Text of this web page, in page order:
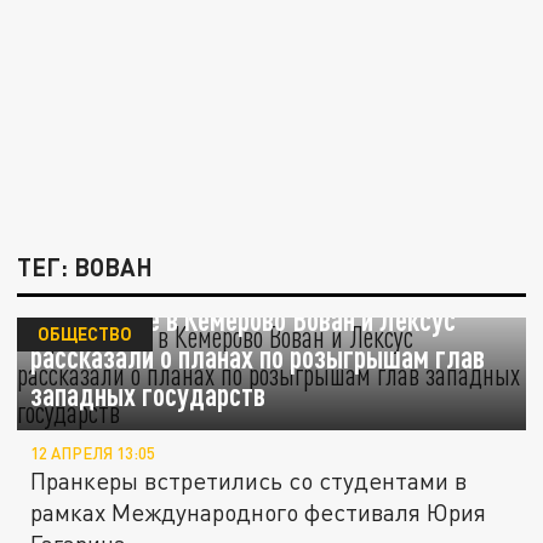
ТЕГ: ВОВАН
Приехавшие в Кемерово Вован и Лексус
рассказали о планах по розыгрышам глав
западных государств
ОБЩЕСТВО
12 АПРЕЛЯ 13:05
Пранкеры встретились со студентами в
рамках Международного фестиваля Юрия